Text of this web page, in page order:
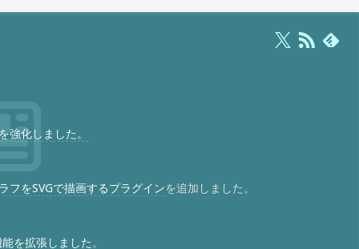
強化しました。
フをSVGで描画するプラグインを追加しました。
を拡張しました 。